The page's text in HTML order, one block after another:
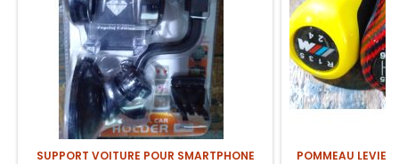
SUPPORT VOITURE POUR SMARTPHONE POMMEAU LEVIER